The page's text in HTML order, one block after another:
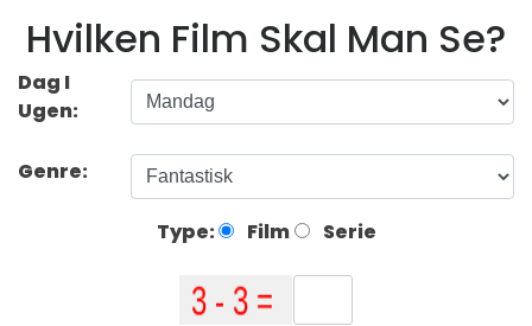
Hvilken Film Skal Man Se?
Dag I
Ugen:
Genre:
Type: Film Serie